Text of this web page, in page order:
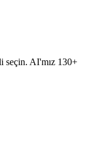
seçin. AI'mız 130+